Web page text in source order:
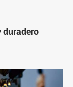
duradero